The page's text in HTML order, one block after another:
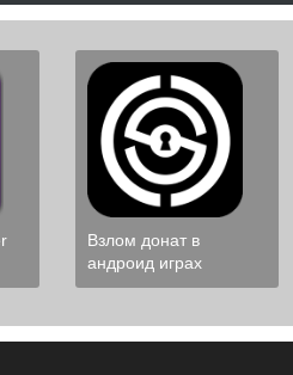
Взлом донат в
андроид играх